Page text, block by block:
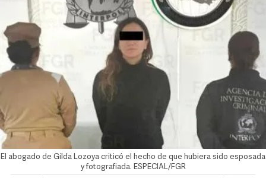
El abogado de Gilda Lozoya criticó el hecho de que hubiera sido esposada
y fotografiada. ESPECIAL/FGR